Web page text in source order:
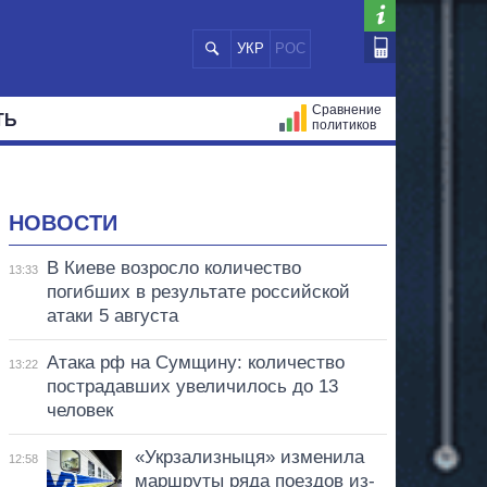
УКР РОС
Сравнение
политиков
НОВОСТИ
13:33
В Киеве возросло количество
погибших в результате российской
атаки 5 августа
13:22
Атака рф на Сумщину: количество
пострадавших увеличилось до 13
человек
12:58
«Укрзализныця» изменила
маршруты ряда поездов из-